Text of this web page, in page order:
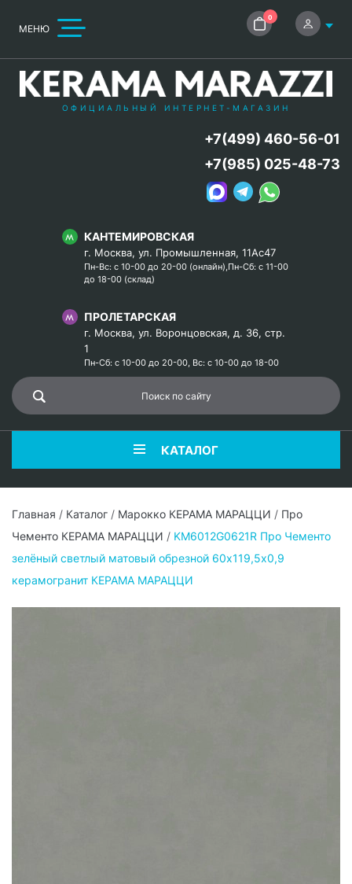
МЕНЮ
0
ОФИЦИАЛЬНЫЙ ИНТЕРНЕТ-МАГАЗИН
КАНТЕМИРОВСКАЯ
г. Москва, ул. Промышленная, 11Ас47
Пн-Вс: с 10-00 до 20-00 (онлайн),Пн-Сб: с 11-00
до 18-00 (склад)
ПРОЛЕТАРСКАЯ
г. Москва, ул. Воронцовская, д. 36, стр.
1
Пн-Сб: с 10-00 до 20-00, Вс: с 10-00 до 18-00
+7(499) 460-56-01
+7(985) 025-48-73
КАТАЛОГ
Главная / Каталог / Марокко КЕРАМА МАРАЦЦИ / Про
Чементо КЕРАМА МАРАЦЦИ / KM6012G0621R Про Чементо
зелёный светлый матовый обрезной 60х119,5x0,9
керамогранит КЕРАМА МАРАЦЦИ